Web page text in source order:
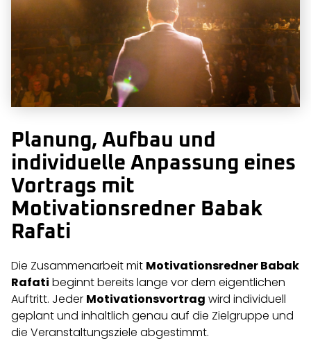
Planung, Aufbau und
individuelle Anpassung eines
Vortrags mit
Motivationsredner Babak
Rafati
Die Zusammenarbeit mit Motivationsredner Babak
Rafati beginnt bereits lange vor dem eigentlichen
Auftritt. Jeder Motivationsvortrag wird individuell
geplant und inhaltlich genau auf die Zielgruppe und
die Veranstaltungsziele abgestimmt.